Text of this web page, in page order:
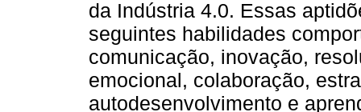
da Indústria 4.0. Essas
seguintes habilidades
comunicação, inovação,
emocional, colaboração,
autodesenvolvimento e